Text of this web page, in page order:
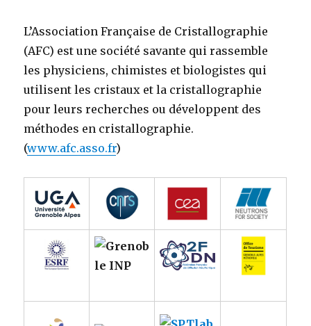
L’Association Française de Cristallographie
(AFC) est une société savante qui rassemble
les physiciens, chimistes et biologistes qui
utilisent les cristaux et la cristallographie
pour leurs recherches ou développent des
méthodes en cristallographie.
(www.afc.asso.fr)